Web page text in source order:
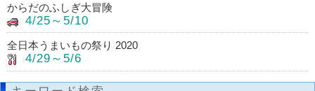
からだのふしぎ大冒険
4/25～5/10
全日本うまいもの祭り 2020
4/29～5/6